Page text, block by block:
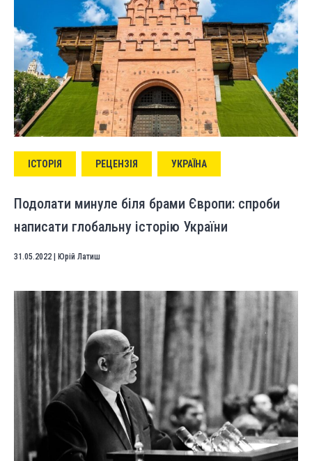
ІСТОРІЯ РЕЦЕНЗІЯ УКРАЇНА
Подолати минуле біля брами Європи: спроби
написати глобальну історію України
31.05.2022 Юрій Латиш